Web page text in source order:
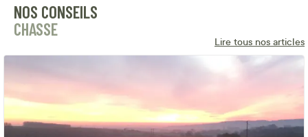
NOS CONSEILS
CHASSE
Lire tous nos articles